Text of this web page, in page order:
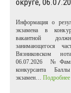
округе,
Информация о
экзамена в
вакантной
занимающегося
Вязниковском
06.07.2026 №
конкурсанта
экзамен… Подробнее